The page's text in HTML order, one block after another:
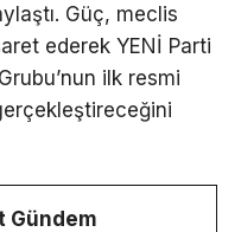
Güç, meclis
ederek YENİ Parti
ilk resmi
Gündem